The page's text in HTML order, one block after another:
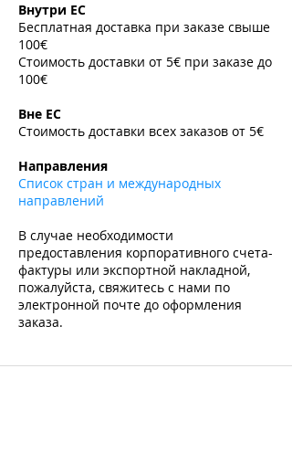
Внутри ЕС
Бесплатная доставка при заказе свыше
100€
Стоимость доставки от 5€ при заказе до
100€
Вне ЕС
Стоимость доставки всех заказов от 5€
Направления
Список стран и международных
направлений
В случае необходимости
предоставления корпоративного счета-
фактуры или экспортной накладной,
пожалуйста, свяжитесь с нами по
электронной почте до оформления
заказа.